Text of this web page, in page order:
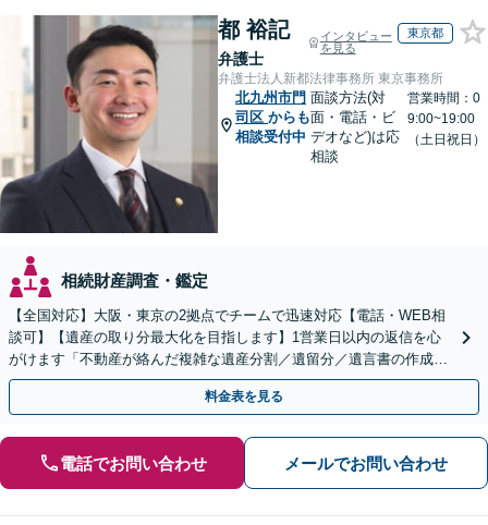
都 裕記
弁護士
インタビュー
を見る
東京都
弁護士法人新都法律事務所 東京事務所
北九州市門
司区 からも
相談受付中
面談方法(対
面・電話・ビ
デオなど)は応
相談
営業時間：0
9:00~19:00
（土日祝日）
相続財産調査・鑑定
【全国対応】大阪・東京の2拠点でチームで迅速対応【電話・WEB相
談可】【遺産の取り分最大化を目指します】1営業日以内の返信を心
がけます「不動産が絡んだ複雑な遺産分割／遺留分／遺言書の作成・
執行／事業承継など、お任せください」【休日相談あり】
料金表を見る
電話でお問い合わせ メールでお問い合わせ